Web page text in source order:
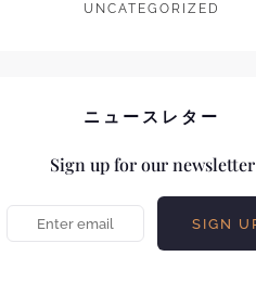
UNCATEGORIZED
ニュースレター
Sign up for our newsletter